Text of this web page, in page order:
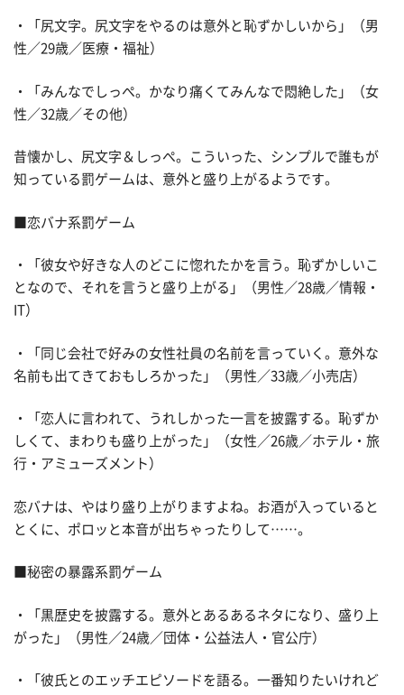
・「尻文字。尻文字をやるのは意外と恥ずかしいから」（男
性／29歳／医療・福祉）
・「みんなでしっぺ。かなり痛くてみんなで悶絶した」（女
性／32歳／その他）
昔懐かし、尻文字＆しっぺ。こういった、シンプルで誰もが
知っている罰ゲームは、意外と盛り上がるようです。
■恋バナ系罰ゲーム
・「彼女や好きな人のどこに惚れたかを言う。恥ずかしいこ
となので、それを言うと盛り上がる」（男性／28歳／情報・
IT）
・「同じ会社で好みの女性社員の名前を言っていく。意外な
名前も出てきておもしろかった」（男性／33歳／小売店）
・「恋人に言われて、うれしかった一言を披露する。恥ずか
しくて、まわりも盛り上がった」（女性／26歳／ホテル・旅
行・アミューズメント）
恋バナは、やはり盛り上がりますよね。お酒が入っていると
とくに、ポロッと本音が出ちゃったりして……。
■秘密の暴露系罰ゲーム
・「黒歴史を披露する。意外とあるあるネタになり、盛り上
がった」（男性／24歳／団体・公益法人・官公庁）
・「彼氏とのエッチエピソードを語る。一番知りたいけれど